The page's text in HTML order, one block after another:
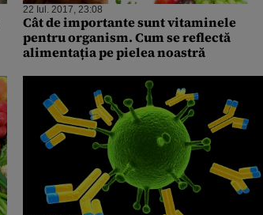
22 Iul. 2017, 23:08
Cât de importante sunt vitaminele
pentru organism. Cum se reflectă
alimentația pe pielea noastră